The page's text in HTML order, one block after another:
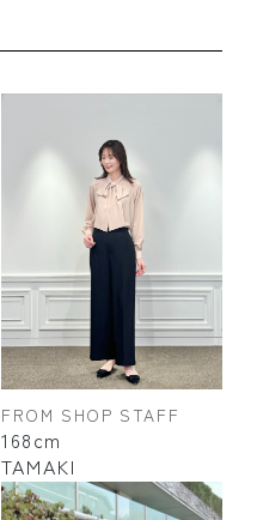
FROM SHOP STAFF
168cm
TAMAKI